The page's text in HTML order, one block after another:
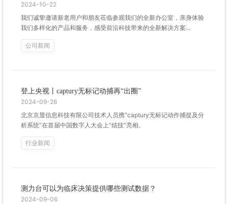
2024-10-22
我们诚挚邀请新老用户和朋友莅临参观我们的全新办公室，亲身体验
我们多样化的产品和服务，感受前沿科技带来的全新解决方案...
公司新闻
登上央视丨captury无标记动捕再“出圈”
2024-09-26
北京京显信息科技有限公司技术人员携“captury无标记动作捕捉及分
析系统”在首届中国数字人大会上“炫技”亮相。
行业新闻
测力台可以为临床决策提供哪些测试数据？
2024-09-06